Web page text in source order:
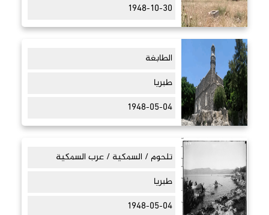
1948-10-30
الطابغة
طبريا
1948-05-04
تلحوم / السمكية / عرب السمكية
طبريا
1948-05-04